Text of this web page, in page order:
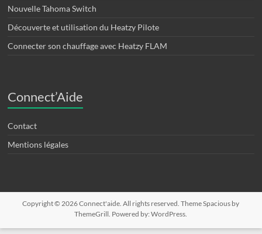
Nouvelle Tahoma Switch
Découverte et utilisation du Heatzy Pilote
Connecter son chauffage avec Heatzy FLAM
Connect’Aide
Contact
Mentions légales
Copyright © 2026Connect'aide. All rights reserved. ThemeSpacious by
ThemeGrill. Powered by:WordPress.